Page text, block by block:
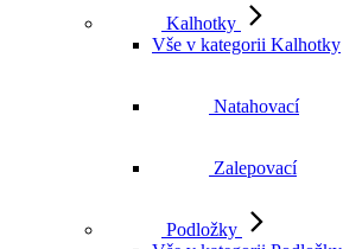
Kalhotky
Vše v kategorii Kalhotky
Natahovací
Zalepovací
Podložky